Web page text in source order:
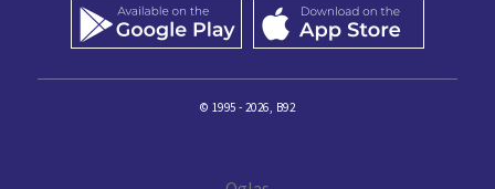
© 1995 - 2026, B92